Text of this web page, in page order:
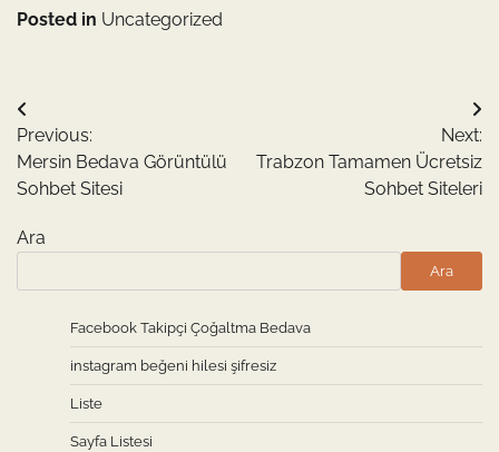
Posted in Uncategorized
Yazı
gezinmesi
Previous:
Mersin Bedava Görüntülü
Sohbet Sitesi
Next:
Trabzon Tamamen Ücretsiz
Sohbet Siteleri
Ara
Ara
Facebook Takipçi Çoğaltma Bedava
instagram beğeni hilesi şifresiz
Liste
Sayfa Listesi